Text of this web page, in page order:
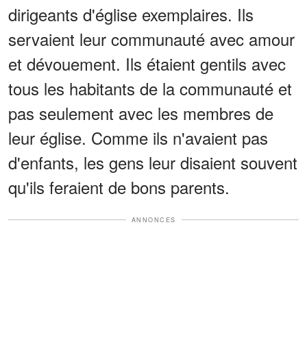
dirigeants d'église exemplaires. Ils
servaient leur communauté avec amour
et dévouement. Ils étaient gentils avec
tous les habitants de la communauté et
pas seulement avec les membres de
leur église. Comme ils n'avaient pas
d'enfants, les gens leur disaient souvent
qu'ils feraient de bons parents.
ANNONCES